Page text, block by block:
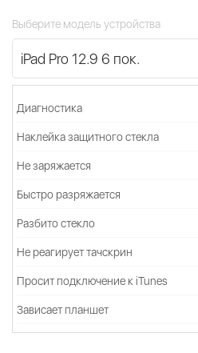
Выберите модель устройства
Диагностика
Наклейка защитного стекла
Не заряжается
Быстро разряжается
Разбито стекло
Не реагирует тачскрин
Просит подключение к iTunes
Зависает планшет